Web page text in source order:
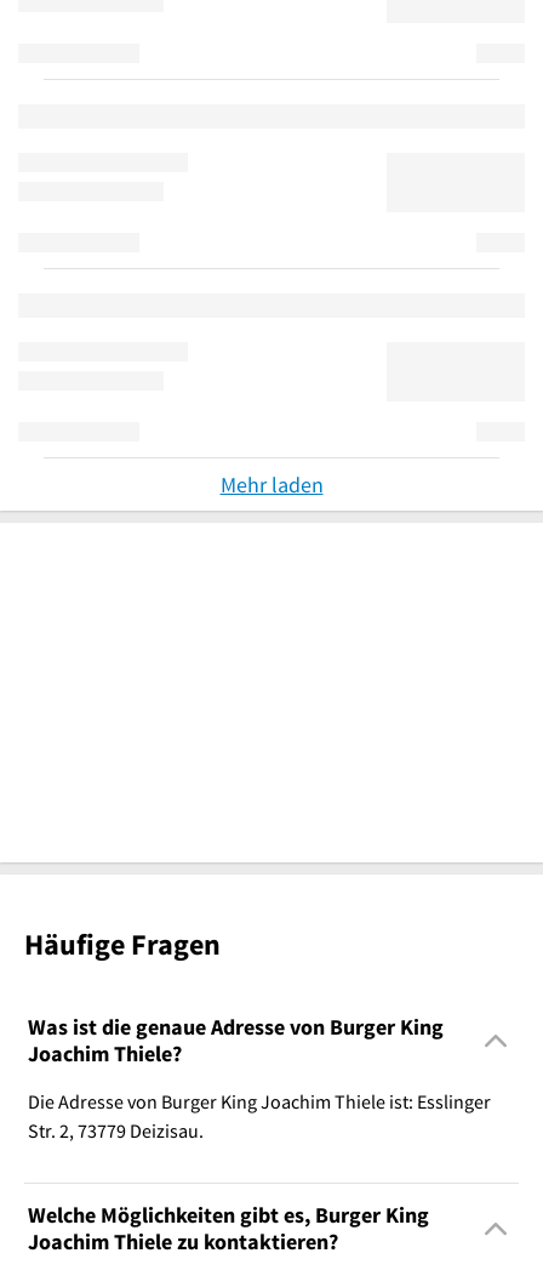
Mehr laden
Häufige Fragen
Was ist die genaue Adresse von Burger King
Joachim Thiele?
Die Adresse von Burger King Joachim Thiele ist: Esslinger
Str. 2, 73779 Deizisau.
Welche Möglichkeiten gibt es, Burger King
Joachim Thiele zu kontaktieren?